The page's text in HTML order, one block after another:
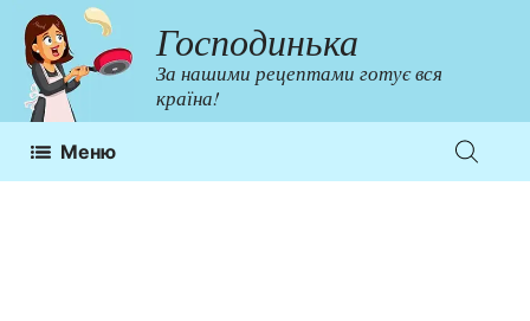
Перейти
до
контенту
Господинька
За нашими рецептами готує вся
країна!
Меню